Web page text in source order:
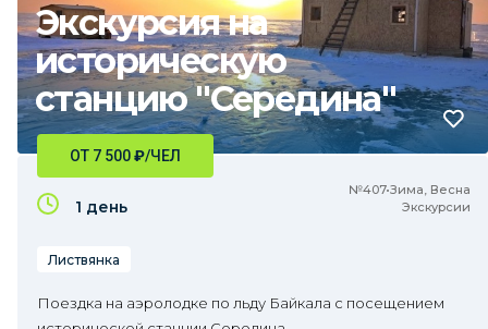
Экскурсия на
историческую
станцию "Середина"
№407•Зима, Весна
Экскурсии
ОТ 7 500₽/ЧЕЛ
1 день
Листвянка
Поездка на аэролодке по льду Байкала с посещением